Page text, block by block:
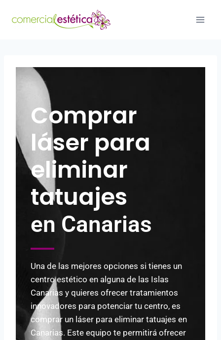
Comprar
láser para
eliminar
tatuajes
en Canarias
Una de las mejores opciones si tienes un
centro estético en alguna de las Islas
Canarias y quieres ofrecer tratamientos
innovadores para potenciar tu centro, es
comprar un láser para eliminar tatuajes en
Canarias. Este equipo te permitirá ofrecer